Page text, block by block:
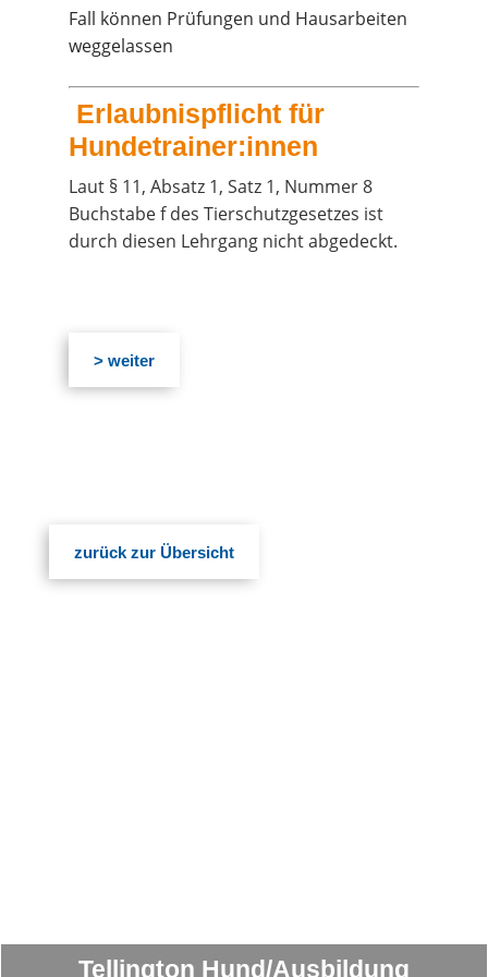
Fall kön­nen Prü­fun­gen und Haus­ar­bei­ten
weggelassen
​ Erlaub­nis­pflicht für
Hundetrainer:innen
Laut § 11, Absatz 1, Satz 1, Num­mer 8
Buch­sta­be f des Tier­schutz­ge­set­zes ist
durch die­sen Lehr­gang nicht abgedeckt.
> wei­ter
zurück zur Übersicht
Tellington Hund/Ausbildung